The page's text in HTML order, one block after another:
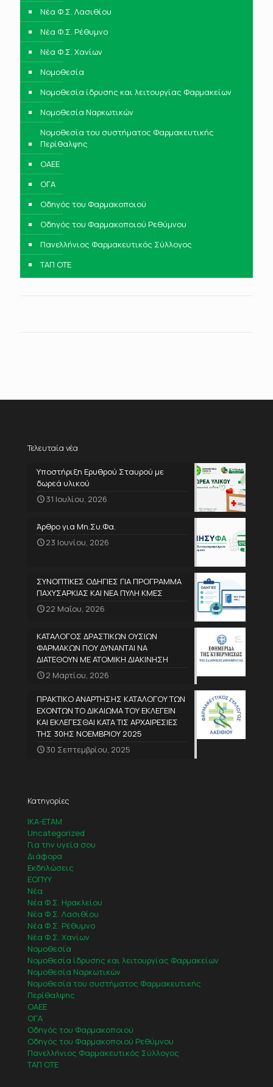
Νέα Φ.Σ. Λασιθίου
Νέα Φ.Σ. Ρέθυμνο
Νέα Φ.Σ. Χανίων
Νομοθεσία
Νομοθεσία ίδρυσης και λειτουργίας Φαρμακείων
Νομοθεσία Ναρκωτικών
Νομοθεσία του συστήματος Φαρμακευτικής
Περίθαλψης
ΟΑΕΕ
ΟΓΑ
Οδηγός του Φαρμακοποιού
Οδηγός του Φαρμακοποιού Ρεθύμνου
Πανελλήνιος Φαρμακευτικός Σύλλογος
ΤΑΠ ΟΤΕ
Τελευταία νέα
Υποστήριξη Ερυθρού Σταυρού με
δωρεά υλικού
31 Ιουλίου, 2026
Άρθρο για Μη.Συ.Φα.
23 Ιουνίου, 2026
ΣΥΝΟΠΤΙΚΕΣ ΟΔΗΓΙΕΣ ΓΙΑ ΠΡΟΓΡΑΜΜΑ
ΠΑΧΥΣΑΡΚΙΑΣ ΚΑΙ ΝΕΑ ΠΥΛΗ ΚΜΕΣ
22 Μαΐου, 2026
ΚΑΤΑΛΟΓΟΣ ΔΡΑΣΤΙΚΩΝ ΟΥΣΙΩΝ
ΦΑΡΜΑΚΩΝ ΠΟΥ ΔΥΝΑΝΤΑΙ ΝΑ
ΔΙΑΤΕΘΟΥΝ ΜΕ ΑΤΟΜΙΚΗ ΔΙΑΚΙΝΗΣΗ
2 Μαρτίου, 2026
ΠΡΑΚΤΙΚΟ ΑΝΑΡΤΗΣΗΣ ΚΑΤΑΛΟΓΟΥ ΤΩΝ
ΕΧΟΝΤΩΝ ΤΟ ΔΙΚΑΙΩΜΑ ΤΟΥ ΕΚΛΕΓΕΙΝ
ΚΑΙ ΕΚΛΕΓΕΣΘΑΙ ΚΑΤΑ ΤΙΣ ΑΡΧΑΙΡΕΣΙΕΣ
ΤΗΣ 30ΗΣ ΝΟΕΜΒΡΙΟΥ 2025
30 Σεπτεμβρίου, 2025
Κατηγορίες
IKA-ETAM
Uncategorized
Για την υγεία σου
Διάφορα
Εκδηλώσεις
ΕΟΠΥΥ
Νέα
Νέα Φ.Σ. Ηρακλείου
Νέα Φ.Σ. Λασιθίου
Νέα Φ.Σ. Ρέθυμνο
Νέα Φ.Σ. Χανίων
Νομοθεσία
Νομοθεσία ίδρυσης και λειτουργίας Φαρμακείων
Νομοθεσία Ναρκωτικών
Νομοθεσία του συστήματος Φαρμακευτικής
Περίθαλψης
ΟΑΕΕ
ΟΓΑ
Οδηγός του Φαρμακοποιού
Οδηγός του Φαρμακοποιού Ρεθύμνου
Πανελλήνιος Φαρμακευτικός Σύλλογος
ΤΑΠ ΟΤΕ